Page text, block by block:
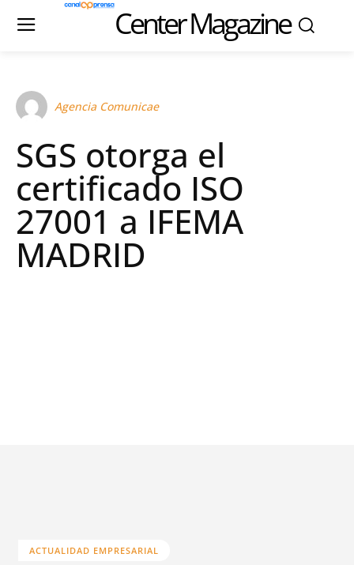
Center Magazine
Agencia Comunicae
SGS otorga el
certificado ISO
27001 a IFEMA
MADRID
ACTUALIDAD EMPRESARIAL